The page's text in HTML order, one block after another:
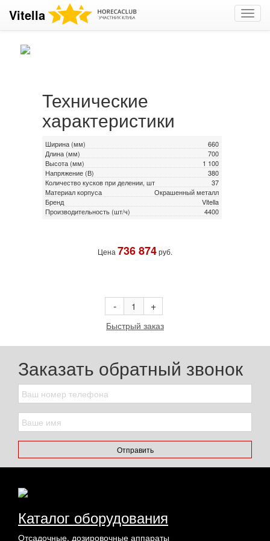
Vitella
Технические
характеристики
Ширина (мм)
660
Длина (мм)
700
Высота (мм)
1 100
Напряжение (В)
380
Количество кусков при делении, шт
37
Материал корпуса
Окрашенный металл
Бренд
Vitella
Производительность (шт/ч)
4400
Цена 736 874руб.
- +
Быстрый заказ
Заказать обратный звонок
Отправить
Каталог оборудования
Отсадочные, дозировочные аппараты